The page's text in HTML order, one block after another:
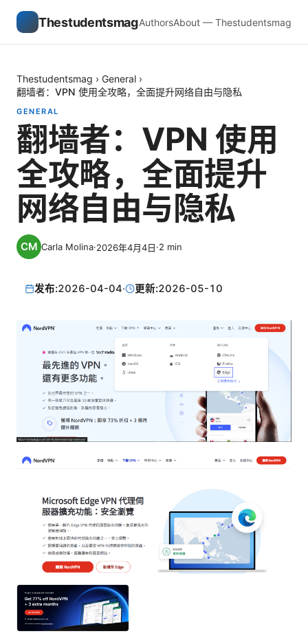
ThestudentsmagAuthorsAbout — Thestudentsmag
Thestudentsmag › General ›
翻墙者：VPN 使用全攻略，全面提升网络自由与隐私
GENERAL
翻墙者：VPN 使用
全攻略，全面提升
网络自由与隐私
Carla Molina·2026年4月4日·2 min
发布:2026-04-04· 更新:2026-05-10